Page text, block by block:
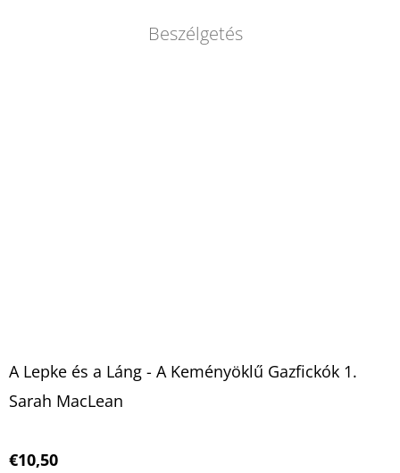
Beszélgetés
A Lepke és a Láng - A Keményöklű Gazfickók 1.
Sarah MacLean
€10,50